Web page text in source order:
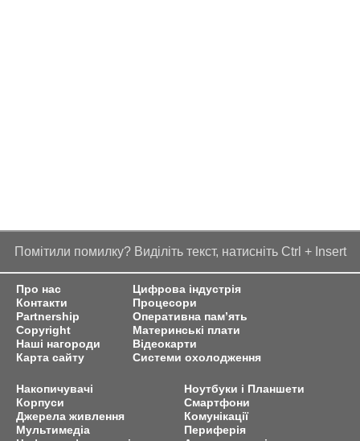
Помітили помилку? Виділіть текст, натисніть Ctrl + Insert
Про нас
Контакти
Partnership
Copyright
Наші нагороди
Карта сайту
Цифрова індустрія
Процесори
Оперативна пам’ять
Материнські плати
Відеокарти
Системи охолодження
Накопичувачі
Корпуси
Джерела живлення
Мультимедіа
Ноутбуки і Планшети
Смартфони
Комунікації
Периферія